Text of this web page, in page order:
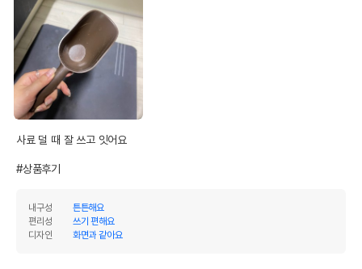
사료 덜 때 잘 쓰고 잇어요
#상품후기
내구성
튼튼해요
편리성
쓰기 편해요
디자인
화면과 같아요